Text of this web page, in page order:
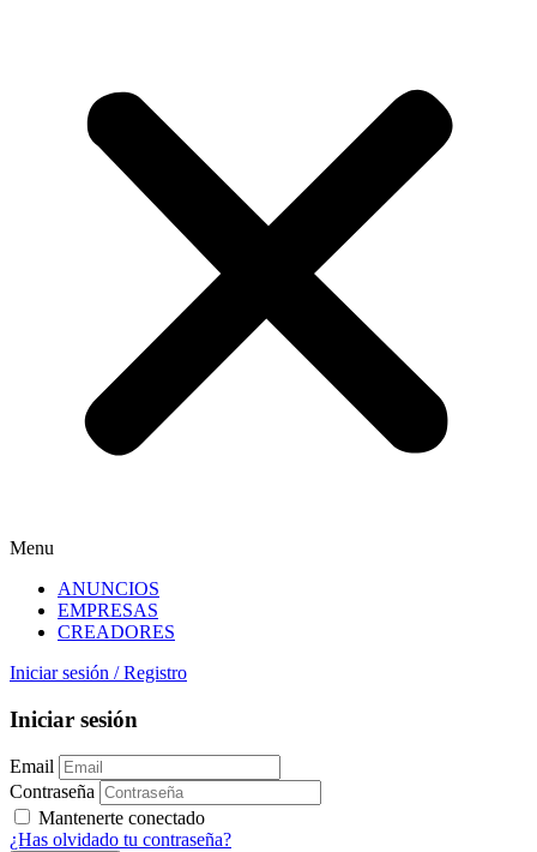
Menu
ANUNCIOS
EMPRESAS
CREADORES
Iniciar sesión / Registro
Iniciar sesión
Email
Contraseña
Mantenerte conectado
¿Has olvidado tu contraseña?